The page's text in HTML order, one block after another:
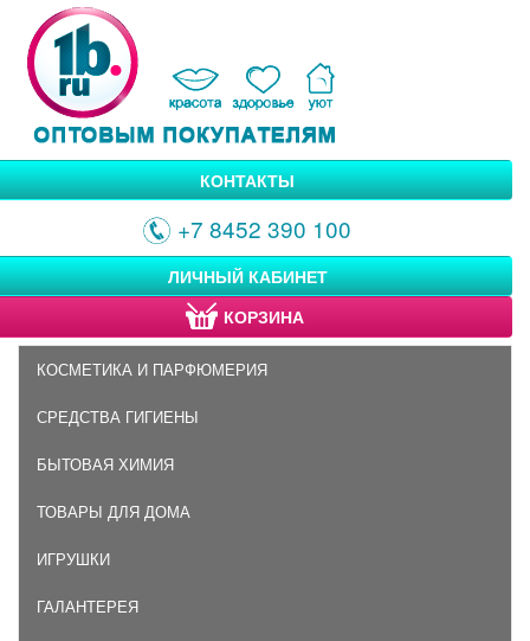
КОНТАКТЫ
+7 8452 390 100
ЛИЧНЫЙ КАБИНЕТ
КОРЗИНА
КОСМЕТИКА И ПАРФЮМЕРИЯ
СРЕДСТВА ГИГИЕНЫ
БЫТОВАЯ ХИМИЯ
ТОВАРЫ ДЛЯ ДОМА
ИГРУШКИ
ГАЛАНТЕРЕЯ